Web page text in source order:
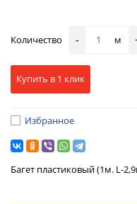
Количество - м
Купить в 1 клик
Избранное
Багет пластиковый (1м. L-